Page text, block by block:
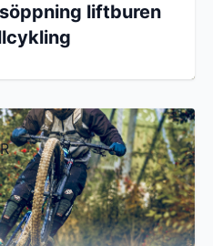
liftburen